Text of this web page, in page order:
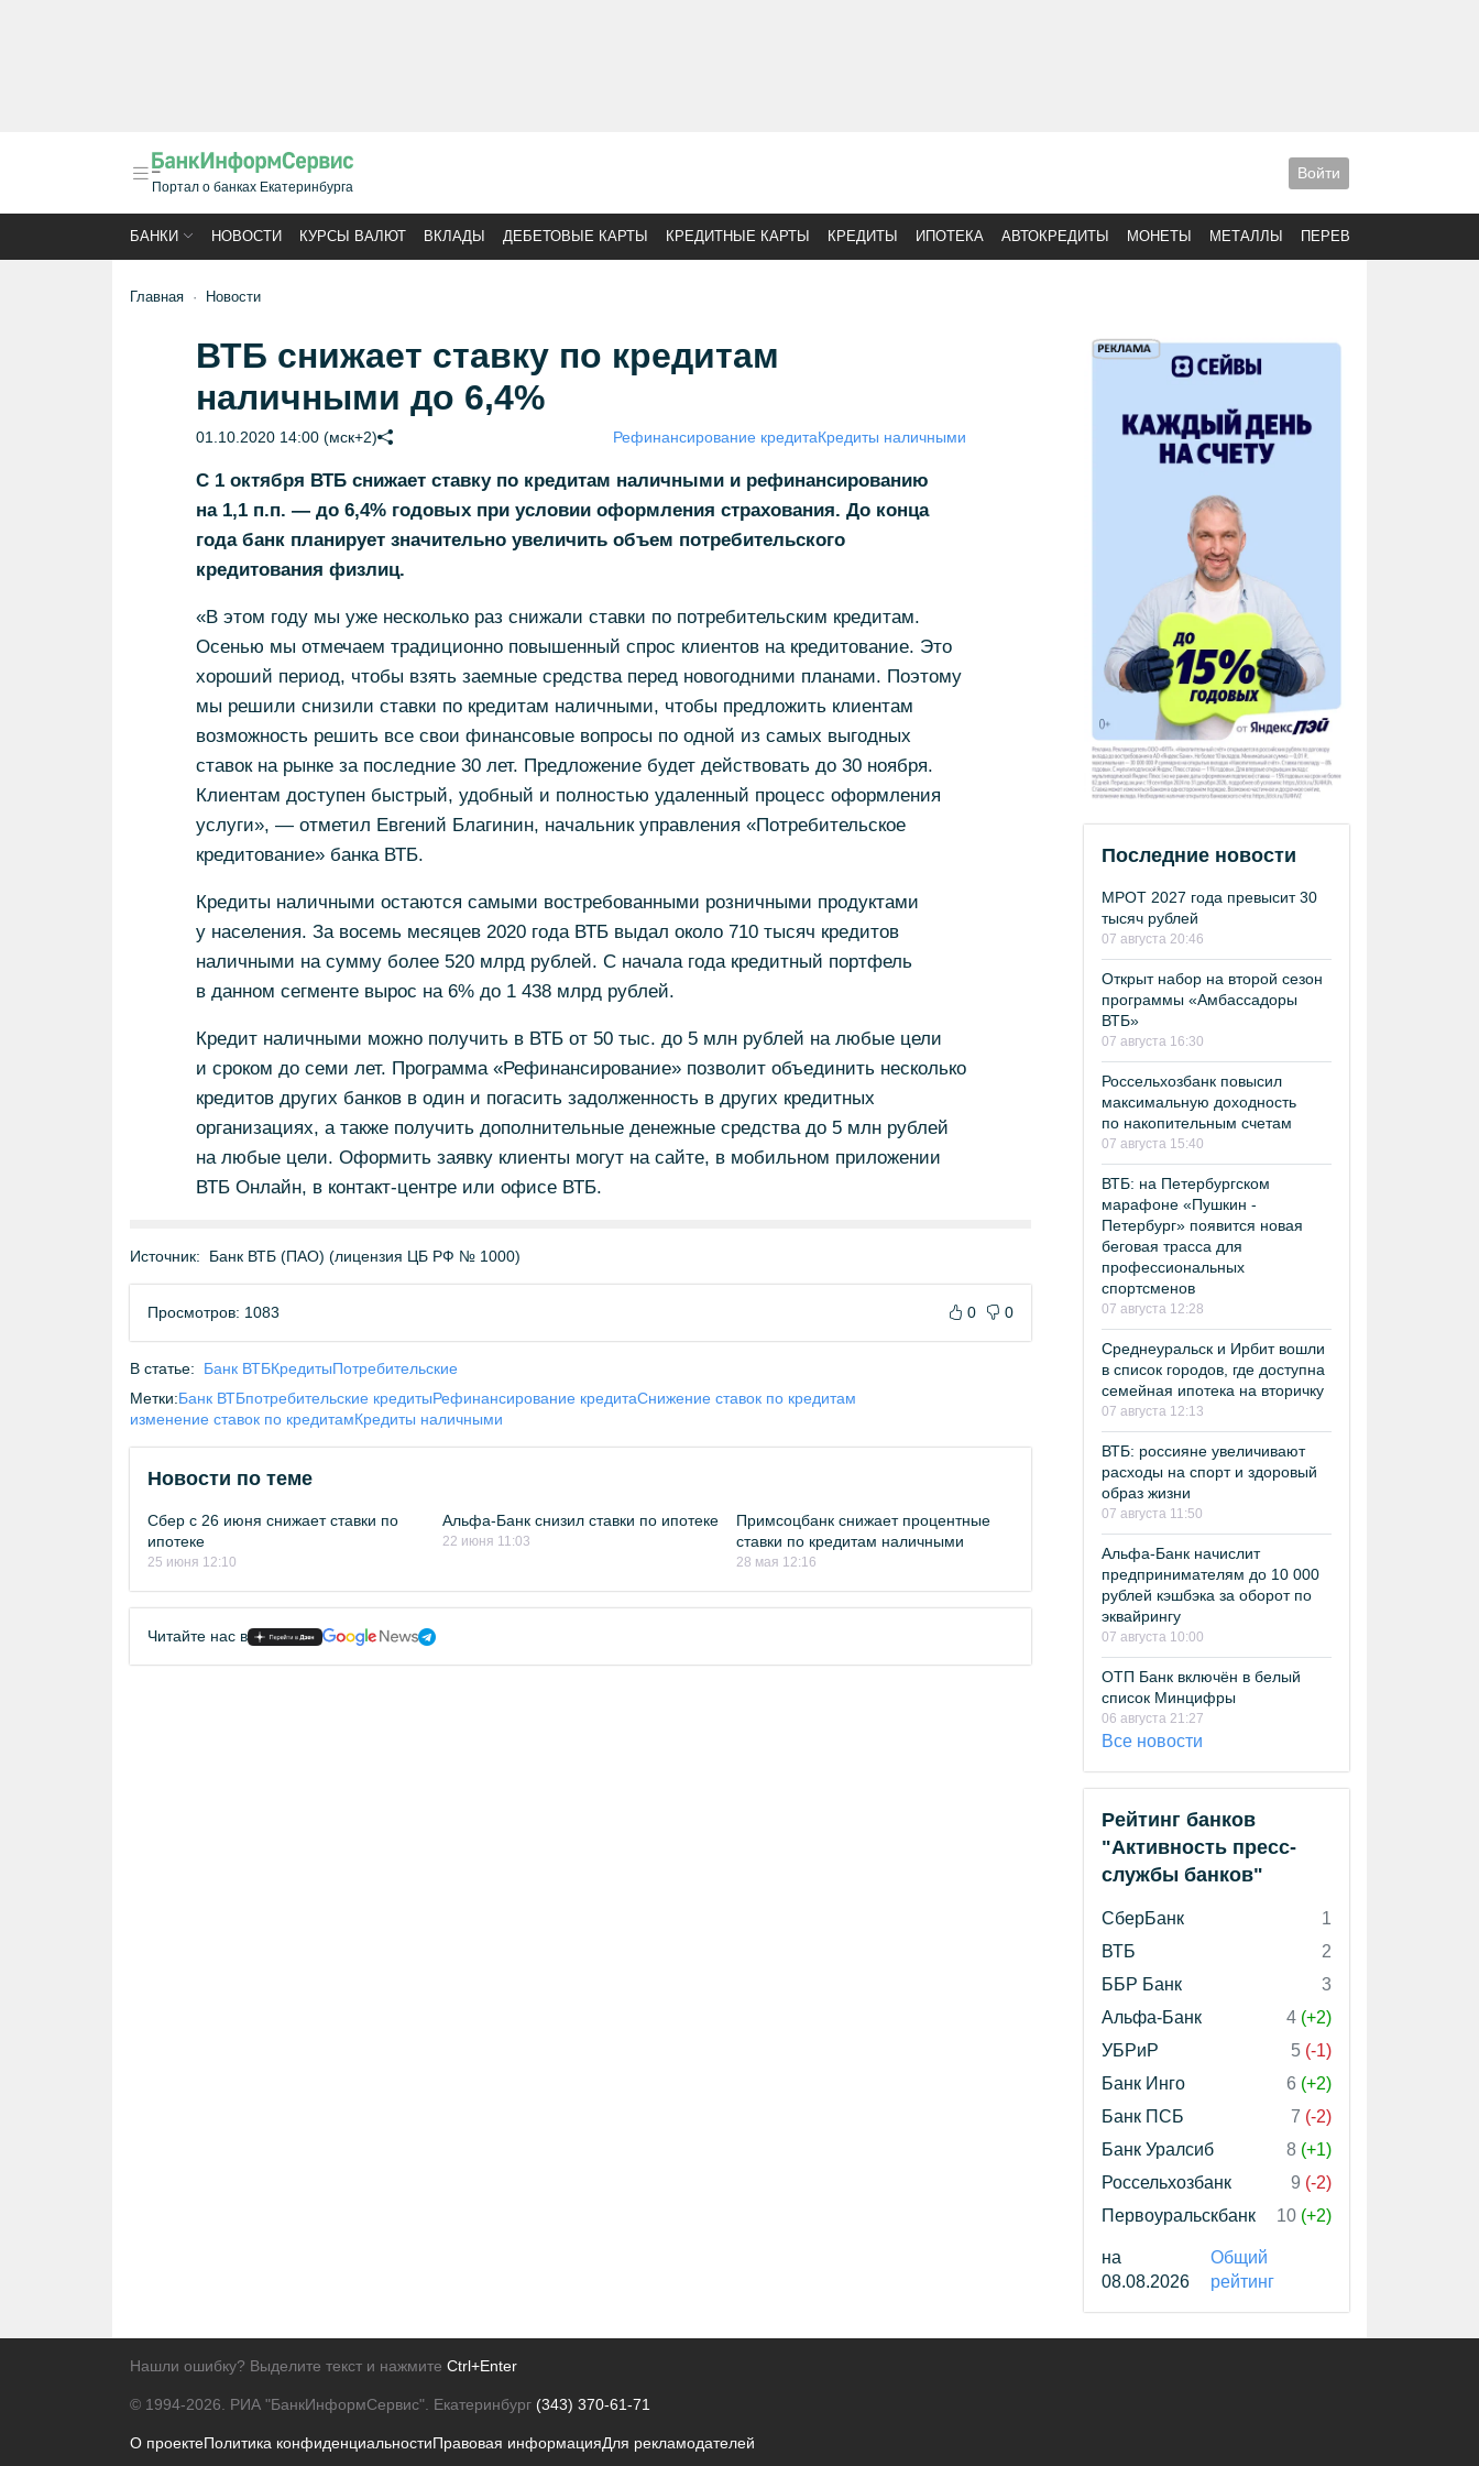
Портал о банках Екатеринбурга
Войти
БАНКИ НОВОСТИ КУРСЫ ВАЛЮТ ВКЛАДЫ ДЕБЕТОВЫЕ КАРТЫ КРЕДИТНЫЕ КАРТЫ КРЕДИТЫ ИПОТЕКА АВТОКРЕДИТЫ МОНЕТЫ МЕТАЛЛЫ ПЕРЕВОДЫ
Главная Новости
ВТБ снижает ставку по кредитам
наличными до 6,4%
01.10.2020 14:00 (мск+2) Рефинансирование кредитаКредиты наличными
С 1 октября ВТБ снижает ставку по кредитам наличными и рефинансированию
на 1,1 п.п. — до 6,4% годовых при условии оформления страхования. До конца
года банк планирует значительно увеличить объем потребительского
кредитования физлиц.
«В этом году мы уже несколько раз снижали ставки по потребительским кредитам.
Осенью мы отмечаем традиционно повышенный спрос клиентов на кредитование. Это
хороший период, чтобы взять заемные средства перед новогодними планами. Поэтому
мы решили снизили ставки по кредитам наличными, чтобы предложить клиентам
возможность решить все свои финансовые вопросы по одной из самых выгодных
ставок на рынке за последние 30 лет. Предложение будет действовать до 30 ноября.
Клиентам доступен быстрый, удобный и полностью удаленный процесс оформления
услуги», — отметил Евгений Благинин, начальник управления «Потребительское
кредитование» банка ВТБ.
Кредиты наличными остаются самыми востребованными розничными продуктами
у населения. За восемь месяцев 2020 года ВТБ выдал около 710 тысяч кредитов
наличными на сумму более 520 млрд рублей. С начала года кредитный портфель
в данном сегменте вырос на 6% до 1 438 млрд рублей.
Кредит наличными можно получить в ВТБ от 50 тыс. до 5 млн рублей на любые цели
и сроком до семи лет. Программа «Рефинансирование» позволит объединить несколько
кредитов других банков в один и погасить задолженность в других кредитных
организациях, а также получить дополнительные денежные средства до 5 млн рублей
на любые цели. Оформить заявку клиенты могут на сайте, в мобильном приложении
ВТБ Онлайн, в контакт-центре или офисе ВТБ.
Источник: Банк ВТБ (ПАО) (лицензия ЦБ РФ № 1000)
Просмотров: 1083 0 0
В статье: Банк ВТБКредитыПотребительские
Метки:Банк ВТБпотребительские кредитыРефинансирование кредитаСнижение ставок по кредитам
изменение ставок по кредитамКредиты наличными
Новости по теме
Сбер с 26 июня снижает ставки по
ипотеке
25 июня 12:10
Альфа-Банк снизил ставки по ипотеке
22 июня 11:03
Примсоцбанк снижает процентные
ставки по кредитам наличными
28 мая 12:16
Читайте нас в
Последние новости
МРОТ 2027 года превысит 30
тысяч рублей
07 августа 20:46
Открыт набор на второй сезон
программы «Амбассадоры
ВТБ»
07 августа 16:30
Россельхозбанк повысил
максимальную доходность
по накопительным счетам
07 августа 15:40
ВТБ: на Петербургском
марафоне «Пушкин -
Петербург» появится новая
беговая трасса для
профессиональных
спортсменов
07 августа 12:28
Среднеуральск и Ирбит вошли
в список городов, где доступна
семейная ипотека на вторичку
07 августа 12:13
ВТБ: россияне увеличивают
расходы на спорт и здоровый
образ жизни
07 августа 11:50
Альфа-Банк начислит
предпринимателям до 10 000
рублей кэшбэка за оборот по
эквайрингу
07 августа 10:00
ОТП Банк включён в белый
список Минцифры
06 августа 21:27
Все новости
Рейтинг банков
"Активность пресс-
службы банков"
СберБанк
1
ВТБ
2
ББР Банк
3
Альфа-Банк
4 (+2)
УБРиР
5 (-1)
Банк Инго
6 (+2)
Банк ПСБ
7 (-2)
Банк Уралсиб
8 (+1)
Россельхозбанк
9 (-2)
Первоуральскбанк
10 (+2)
на
08.08.2026
Общий
рейтинг
Нашли ошибку? Выделите текст и нажмите Ctrl+Enter
© 1994-2026. РИА "БанкИнформСервис". Екатеринбург (343) 370-61-71
О проектеПолитика конфиденциальностиПравовая информацияДля рекламодателей